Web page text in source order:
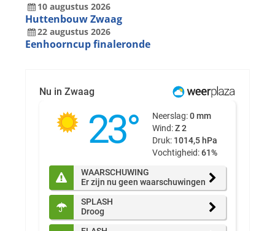
10 augustus 2026
Huttenbouw Zwaag
22 augustus 2026
Eenhoorncup finaleronde